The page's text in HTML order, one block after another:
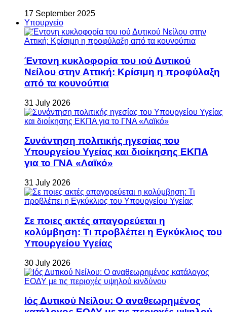
17 September 2025
Υπουργείο
Έντονη κυκλοφορία του ιού Δυτικού
Νείλου στην Αττική: Κρίσιμη η προφύλαξη
από τα κουνούπια
31 July 2026
Συνάντηση πολιτικής ηγεσίας του
Υπουργείου Υγείας και διοίκησης ΕΚΠΑ
για το ΓΝΑ «Λαϊκό»
31 July 2026
Σε ποιες ακτές απαγορεύεται η
κολύμβηση: Τι προβλέπει η Εγκύκλιος του
Υπουργείου Υγείας
30 July 2026
Ιός Δυτικού Νείλου: Ο αναθεωρημένος